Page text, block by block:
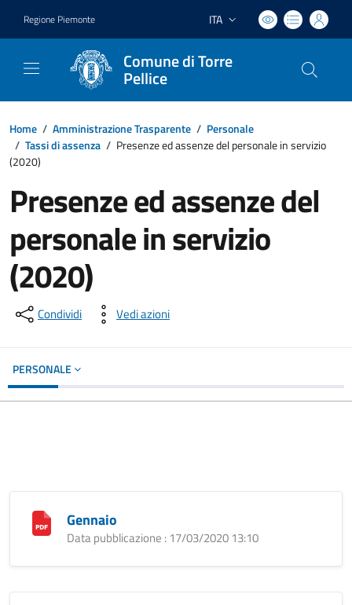
Regione Piemonte Lingua attiva:
ITA
Comune di Torre
Pellice
Home / Amministrazione Trasparente / Personale
/ Tassi di assenza / Presenze ed assenze del personale in servizio
(2020)
Presenze ed assenze del
personale in servizio
(2020)
Condividi Vedi azioni
PERSONALE
Gennaio
Data pubblicazione : 17/03/2020 13:10